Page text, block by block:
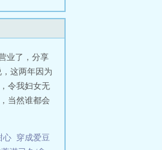
因
的
，
业了，分享
这两年因为
令我妇女无
当然谁都会
心 穿成爱豆